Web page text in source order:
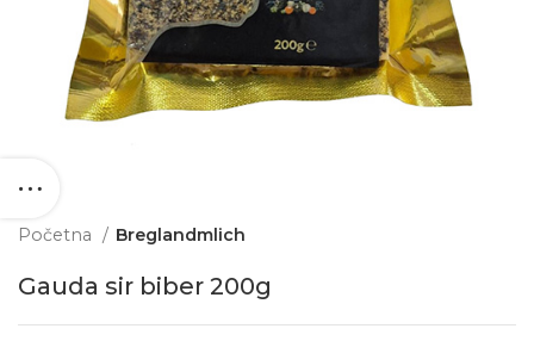
Početna Breglandmlich
Gauda sir biber 200g